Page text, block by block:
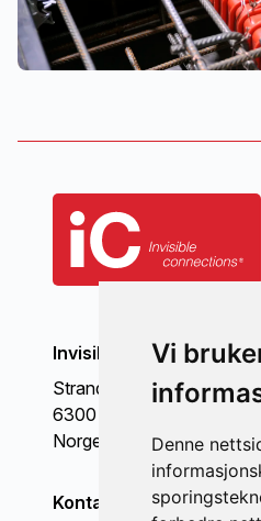
Vi
Denne
Invisible Connections
Strandgata 98
6300 Åndalsnes
Norge
Kontakt oss